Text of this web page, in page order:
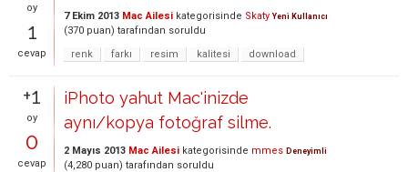
oy
1
cevap
7 Ekim 2013 Mac Ailesi kategorisinde Skaty Yeni Kullanıcı
(370 puan) tarafından soruldu
renk
farkı resim kalitesi download
+1
oy
0
cevap
iPhoto yahut Mac'inizde
aynı/kopya fotoğraf silme.
2 Mayıs 2013 Mac Ailesi kategorisinde mmes Deneyimli
(4,280 puan) tarafından soruldu